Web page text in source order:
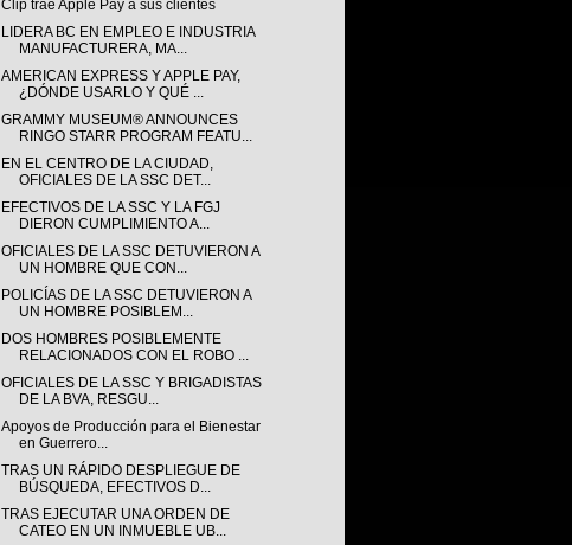
Clip trae Apple Pay a sus clientes
LIDERA BC EN EMPLEO E INDUSTRIA
MANUFACTURERA, MA...
AMERICAN EXPRESS Y APPLE PAY,
¿DÓNDE USARLO Y QUÉ ...
GRAMMY MUSEUM® ANNOUNCES
RINGO STARR PROGRAM FEATU...
EN EL CENTRO DE LA CIUDAD,
OFICIALES DE LA SSC DET...
EFECTIVOS DE LA SSC Y LA FGJ
DIERON CUMPLIMIENTO A...
OFICIALES DE LA SSC DETUVIERON A
UN HOMBRE QUE CON...
POLICÍAS DE LA SSC DETUVIERON A
UN HOMBRE POSIBLEM...
DOS HOMBRES POSIBLEMENTE
RELACIONADOS CON EL ROBO ...
OFICIALES DE LA SSC Y BRIGADISTAS
DE LA BVA, RESGU...
Apoyos de Producción para el Bienestar
en Guerrero...
TRAS UN RÁPIDO DESPLIEGUE DE
BÚSQUEDA, EFECTIVOS D...
TRAS EJECUTAR UNA ORDEN DE
CATEO EN UN INMUEBLE UB...